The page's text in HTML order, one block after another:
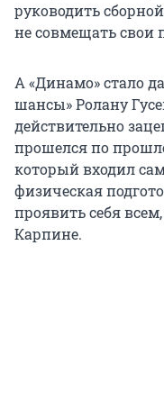
руководить
не совмещать свои
А «Динамо» стало
шансы» Ролану
действительно
прошелся по
который входил
физическая
проявить себя
Карпине.